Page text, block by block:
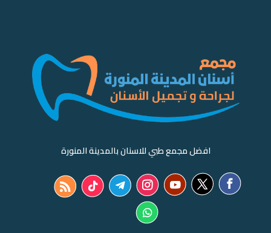
افضل مجمع طبي للاسنان بالمدينة المنورة